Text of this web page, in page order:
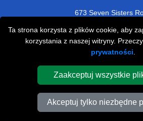
Ta strona korzysta z plików cookie, aby
korzystania z naszej witryny.
prywatności
Zaakceptuj wszystkie
Akceptuj tylko niezbędne
673 Seven Sisters
Napisz do nas
+44 208 099 9173
STREFA